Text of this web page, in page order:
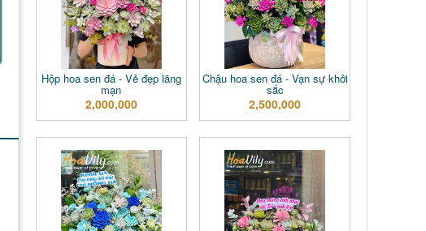
Hộp hoa sen đá - Vẻ đẹp lãng
mạn
2,000,000
Chậu hoa sen đá - Vạn sự khởi
sắc
2,500,000